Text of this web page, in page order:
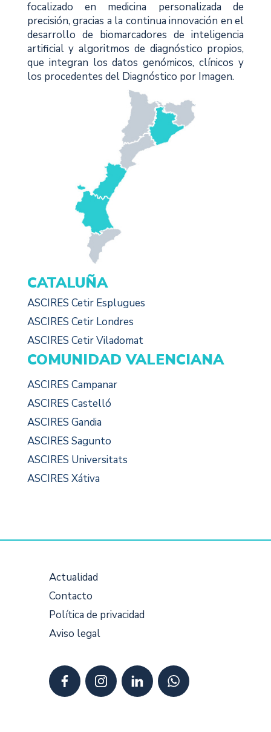
focalizado en medicina personalizada de
precisión, gracias a la continua innovación en el
desarrollo de biomarcadores de inteligencia
artificial y algoritmos de diagnóstico propios,
que integran los datos genómicos, clínicos y
los procedentes del Diagnóstico por Imagen.
CATALUÑA
ASCIRES Cetir Esplugues
ASCIRES Cetir Londres
ASCIRES Cetir Viladomat
COMUNIDAD VALENCIANA
ASCIRES Campanar
ASCIRES Castelló
ASCIRES Gandia
ASCIRES Sagunto
ASCIRES Universitats
ASCIRES Xátiva
Actualidad
Contacto
Política de privacidad
Aviso legal